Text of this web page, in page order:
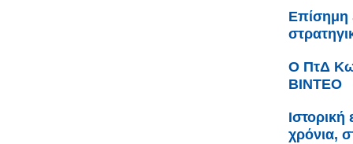
Επίσημη
Ο ΠτΔ
ΒΙΝΤΕΟ
χρόνια,